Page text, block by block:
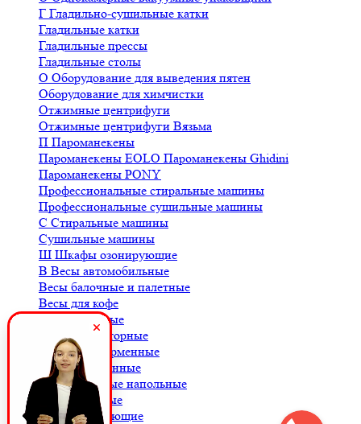
Г Гладильно-сушильные катки
Гладильные катки
Гладильные прессы
Гладильные столы
О Оборудование для выведения пятен
Оборудование для химчистки
Отжимные центрифуги
Отжимные центрифуги Вязьма
П Пароманекены
Пароманекены EOLO Пароманекены Ghidini
Пароманекены PONY
Профессиональные стиральные машины
Профессиональные сушильные машины
С Стиральные машины
Сушильные машины
Ш Шкафы озонирующие
В Весы автомобильные
Весы балочные и палетные
Весы для кофе
Весы крановые
Весы лабораторные
Весы платформенные
Весы порционные
Весы товарные напольные
Весы торговые
ККомплектующие